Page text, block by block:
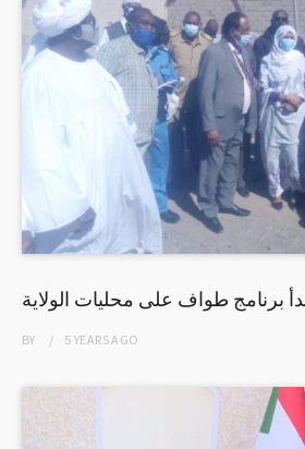
برنامج طواف على محليات الولاية
BY 5 YEARSAGO